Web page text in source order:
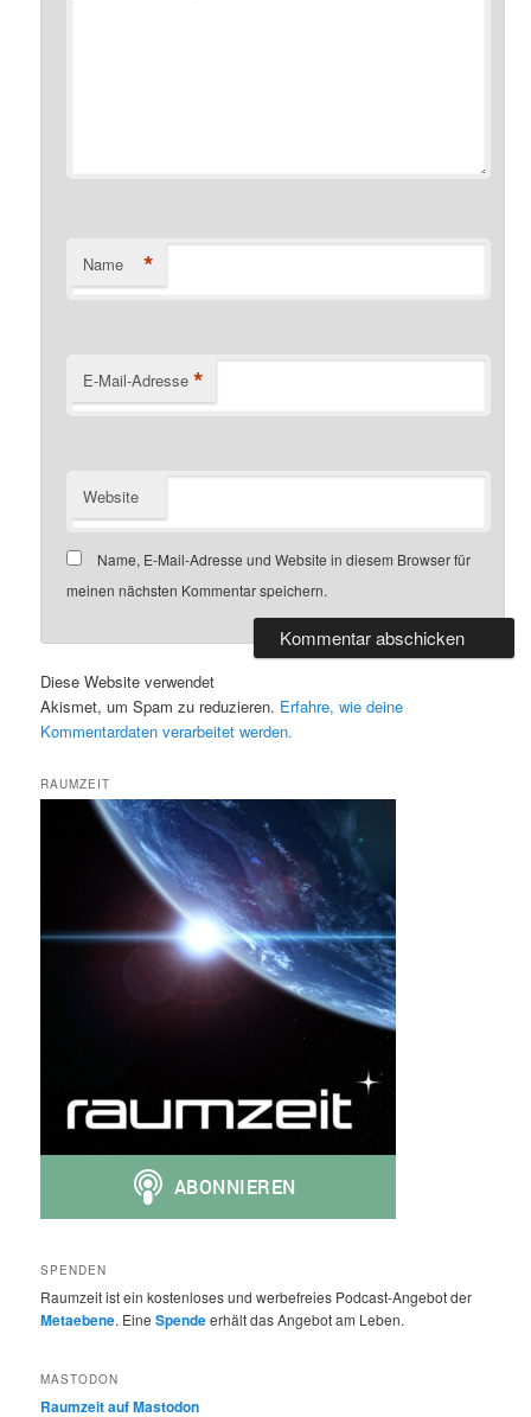
Name *
E-Mail-Adresse *
Website
Name, E-Mail-Adresse und Website in diesem Browser für
meinen nächsten Kommentar speichern.
Diese Website verwendet
Akismet, um Spam zu reduzieren. Erfahre, wie deine
Kommentardaten verarbeitet werden.
RAUMZEIT
SPENDEN
Raumzeit ist ein kostenloses und werbefreies Podcast-Angebot der
Metaebene. EineSpendeerhält das Angebot am Leben.
MASTODON
Raumzeit auf Mastodon